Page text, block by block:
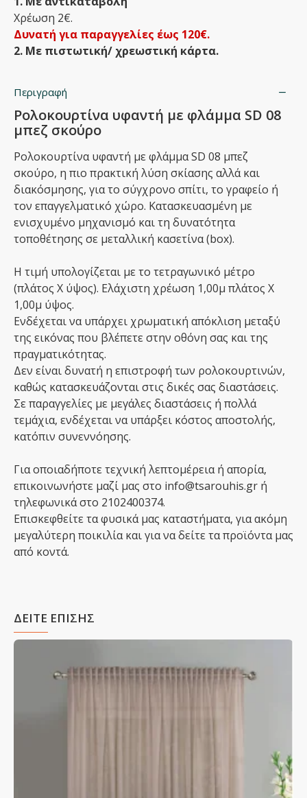
Χρέωση 2€.
Δυνατή για παραγγελίες έως 120€.
2. Με πιστωτική/ χρεωστική κάρτα.
Περιγραφή
Ρολοκουρτίνα υφαντή με φλάμμα SD 08
μπεζ σκούρο
Ρολοκουρτίνα υφαντή με φλάμμα SD 08 μπεζ
σκούρο, η πιο πρακτική λύση σκίασης αλλά και
διακόσμησης, για το σύγχρονο σπίτι, το γραφείο ή
τον επαγγελματικό χώρο. Κατασκευασμένη με
ενισχυμένο μηχανισμό και τη δυνατότητα
τοποθέτησης σε μεταλλική κασετίνα (box).
Η τιμή υπολογίζεται με το τετραγωνικό μέτρο
(πλάτος Χ ύψος). Ελάχιστη χρέωση 1,00μ πλάτος Χ
1,00μ ύψος.
Ενδέχεται να υπάρχει χρωματική απόκλιση μεταξύ
της εικόνας που βλέπετε στην οθόνη σας και της
πραγματικότητας.
Δεν είναι δυνατή η επιστροφή των ρολοκουρτινών,
καθώς κατασκευάζονται στις δικές σας διαστάσεις.
Σε παραγγελίες με μεγάλες διαστάσεις ή πολλά
τεμάχια, ενδέχεται να υπάρξει κόστος αποστολής,
κατόπιν συνεννόησης.
Για οποιαδήποτε τεχνική λεπτομέρεια ή απορία,
επικοινωνήστε μαζί μας στο info@tsarouhis.gr ή
τηλεφωνικά στο 2102400374.
Επισκεφθείτε τα φυσικά μας καταστήματα, για ακόμη
μεγαλύτερη ποικιλία και για να δείτε τα προϊόντα μας
από κοντά.
ΔΕΙΤΕ ΕΠΙΣΗΣ